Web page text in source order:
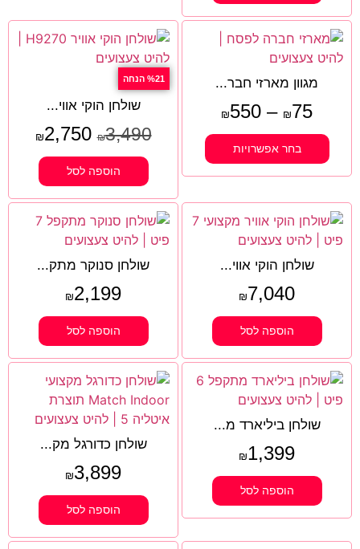
מגוון מארזי חבר...
₪75
–
₪550
בחר אפשרויות
%21 הנחה
שולחן הוקי אווי...
₪3,490
₪2,750
הוספה לסל
שולחן הוקי אווי...
₪7,040
הוספה לסל
שולחן סנוקר מתק...
₪2,199
הוספה לסל
שולחן ביליארד מ...
₪1,399
הוספה לסל
שולחן כדורגל מק...
₪3,899
הוספה לסל